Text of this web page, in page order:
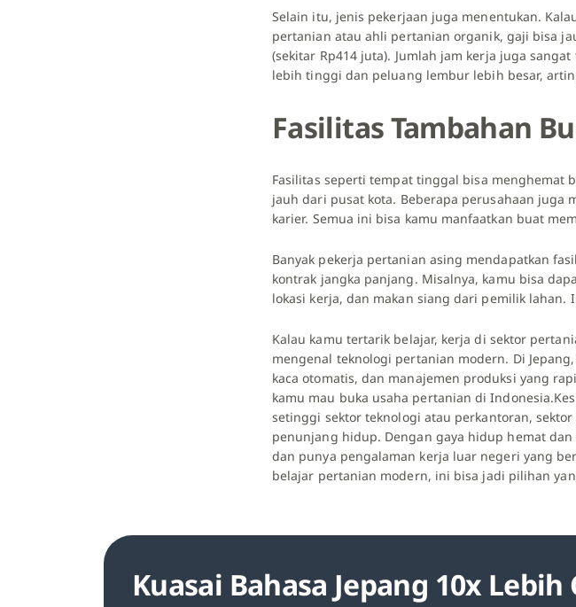
Selain itu, jenis pekerjaan juga menentukan.
pertanian atau ahli pertanian organik, gaji bisa
(sekitar Rp414 juta). Jumlah jam kerja juga
lebih tinggi dan peluang lembur lebih besar,
Fasilitas Tambahan
Fasilitas seperti tempat tinggal bisa menghemat
jauh dari pusat kota. Beberapa perusahaan
karier. Semua ini bisa kamu manfaatkan buat
Banyak pekerja pertanian asing mendapatkan
kontrak jangka panjang. Misalnya, kamu bisa
lokasi kerja, dan makan siang dari pemilik
Kalau kamu tertarik belajar, kerja di sektor
mengenal teknologi pertanian modern. Di
kaca otomatis, dan manajemen produksi yang
kamu mau buka usaha pertanian di
setinggi sektor teknologi atau perkantoran,
penunjang hidup. Dengan gaya hidup hemat
dan punya pengalaman kerja luar negeri yang
belajar pertanian modern, ini bisa jadi pilihan
Kuasai Bahasa Jepang 10x Lebih